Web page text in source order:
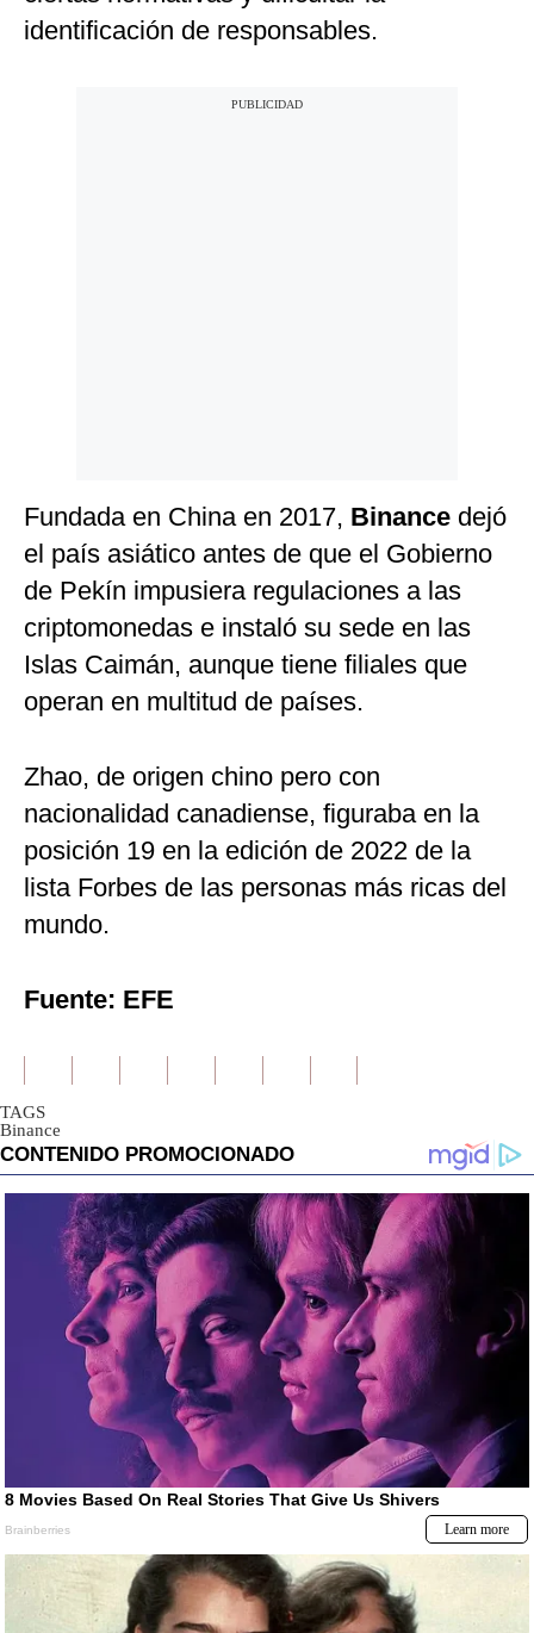
identificación de responsables.
Fundada en China en 2017, Binance dejó
el país asiático antes de que el Gobierno
de Pekín impusiera regulaciones a las
criptomonedas e instaló su sede en las
Islas Caimán, aunque tiene filiales que
operan en multitud de países.
Zhao, de origen chino pero con
nacionalidad canadiense, figuraba en la
posición 19 en la edición de 2022 de la
lista Forbes de las personas más ricas del
mundo.
Fuente: EFE
TAGS
Binance